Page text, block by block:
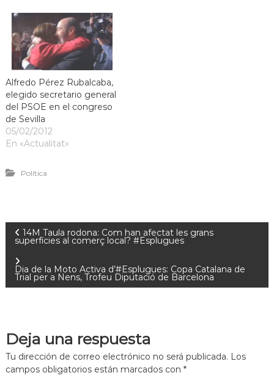
Alfredo Pérez Rubalcaba,
elegido secretario general
del PSOE en el congreso
de Sevilla
05/02/2012
En «Actualitat»
Política
14M Taula rodona: Com han afectat les grans
superfícies al comerç local? #Esplugues
Dia de la Moto Activa d’#Esplugues: Copa Catalana de
Trial per a Nens, Trofeu Diputació de Barcelona
Deja una respuesta
Tu dirección de correo electrónico no será publicada. Los
campos obligatorios están marcados con *